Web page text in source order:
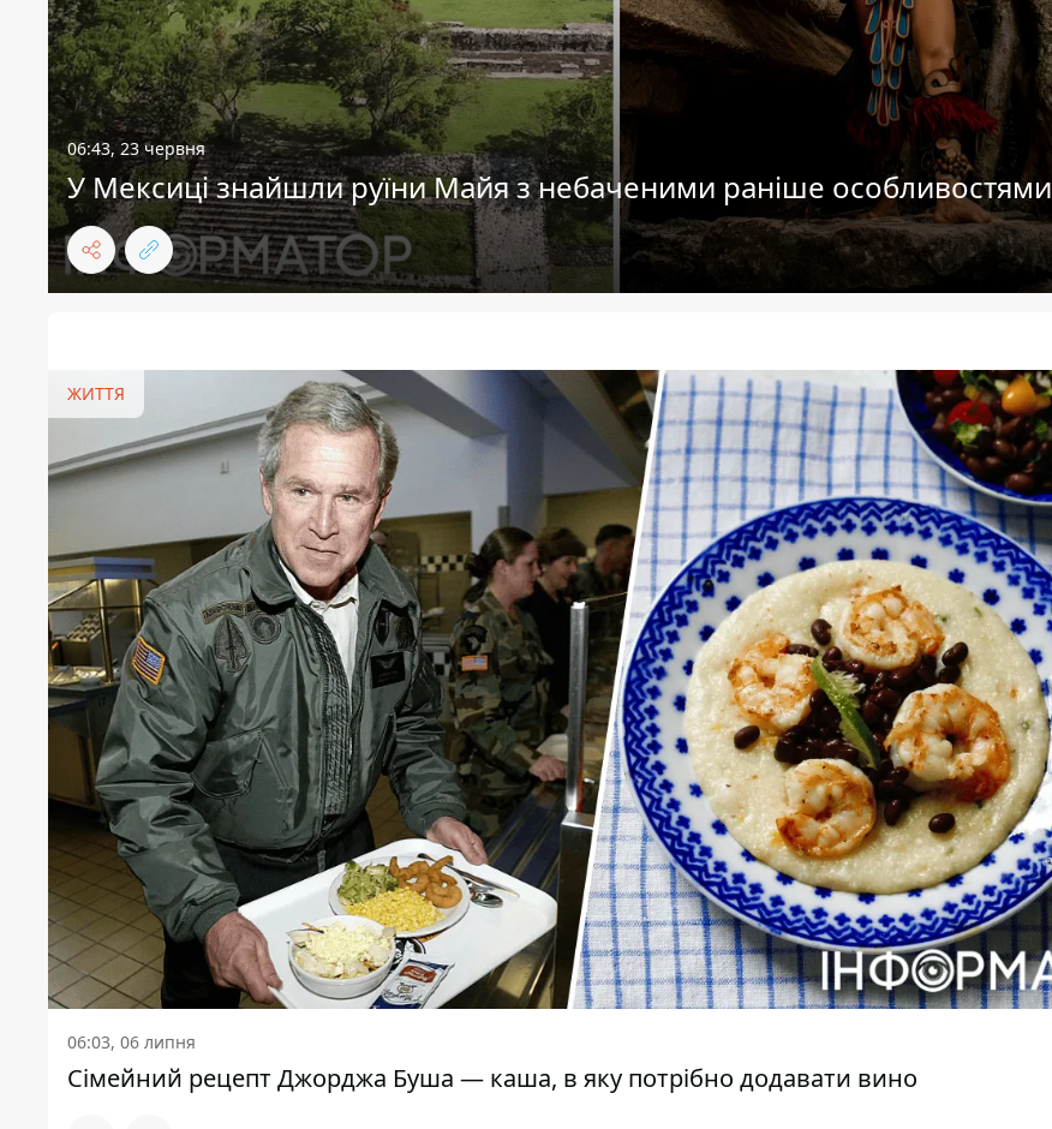
06:43, 23 червня
У Мексиці знайшли руїни Майя з небаченими раніше особливостями
ЖИТТЯ
06:03, 06 липня
Сімейний рецепт Джорджа Буша — каша, в яку потрібно додавати вино